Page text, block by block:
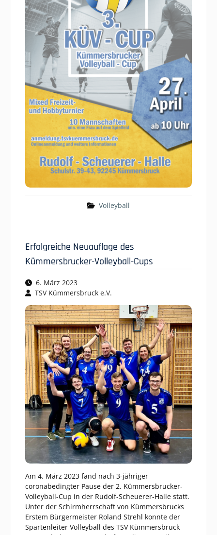
Volleyball
Erfolgreiche Neuauflage des
Kümmersbrucker-Volleyball-Cups
6. März 2023
TSV Kümmersbruck e.V.
Am 4. März 2023 fand nach 3-jähriger
coronabedingter Pause der 2. Kümmersbrucker-
Volleyball-Cup in der Rudolf-Scheuerer-Halle statt.
Unter der Schirmherrschaft von Kümmersbrucks
Erstem Bürgermeister Roland Strehl konnte der
Spartenleiter Volleyball des TSV Kümmersbruck